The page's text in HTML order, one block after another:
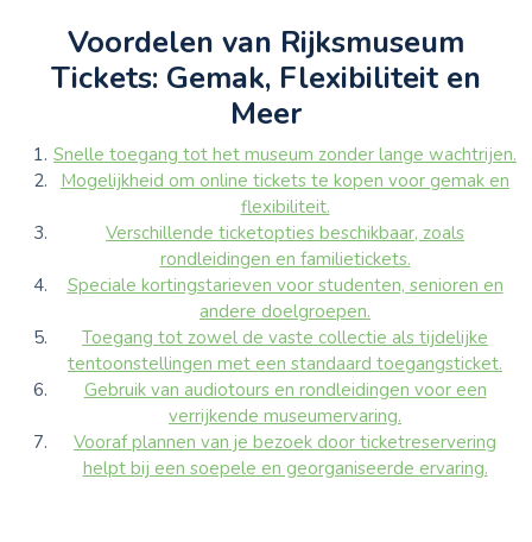
Voordelen van Rijksmuseum
Tickets: Gemak, Flexibiliteit en
Meer
Snelle toegang tot het museum zonder lange wachtrijen.
Mogelijkheid om online tickets te kopen voor gemak en
flexibiliteit.
Verschillende ticketopties beschikbaar, zoals
rondleidingen en familietickets.
Speciale kortingstarieven voor studenten, senioren en
andere doelgroepen.
Toegang tot zowel de vaste collectie als tijdelijke
tentoonstellingen met een standaard toegangsticket.
Gebruik van audiotours en rondleidingen voor een
verrijkende museumervaring.
Vooraf plannen van je bezoek door ticketreservering
helpt bij een soepele en georganiseerde ervaring.